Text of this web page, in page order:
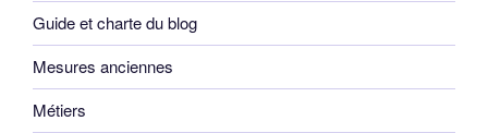
Guide et charte du blog
Mesures anciennes
Métiers